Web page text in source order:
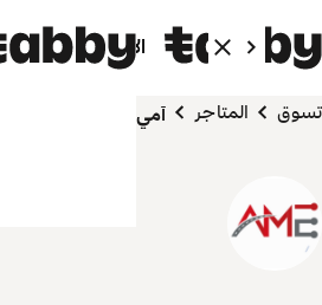
الأفراد الشركاء
تسوق المتاجر آمي لإصلاح السيارات